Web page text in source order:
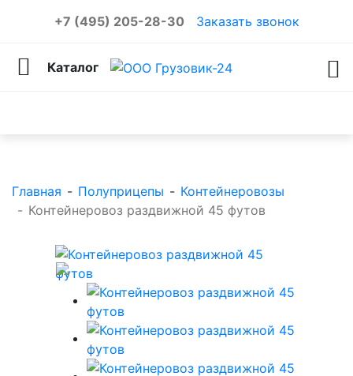
+7 (495) 205-28-30 Заказать звонок
Каталог
Главная - Полуприцепы - Контейнеровозы
- Контейнеровоз раздвижной 45 футов